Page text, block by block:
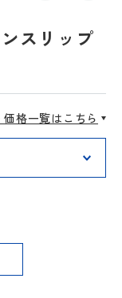
スリップ
価格一覧はこちら